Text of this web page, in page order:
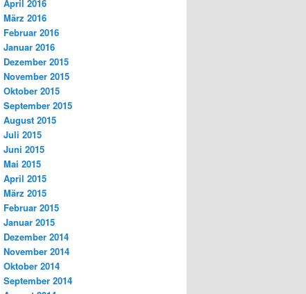
April 2016
März 2016
Februar 2016
Januar 2016
Dezember 2015
November 2015
Oktober 2015
September 2015
August 2015
Juli 2015
Juni 2015
Mai 2015
April 2015
März 2015
Februar 2015
Januar 2015
Dezember 2014
November 2014
Oktober 2014
September 2014